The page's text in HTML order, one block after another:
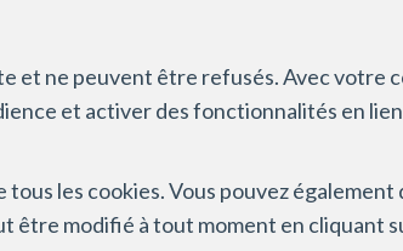
et ne peuvent être refusés. Avec votre
et activer des fonctionnalités en
tous les cookies. Vous pouvez
modifié à tout moment en cliquant
immo.be
Belgique-
immobiliers, rue
Trône 1, 1000
les activités